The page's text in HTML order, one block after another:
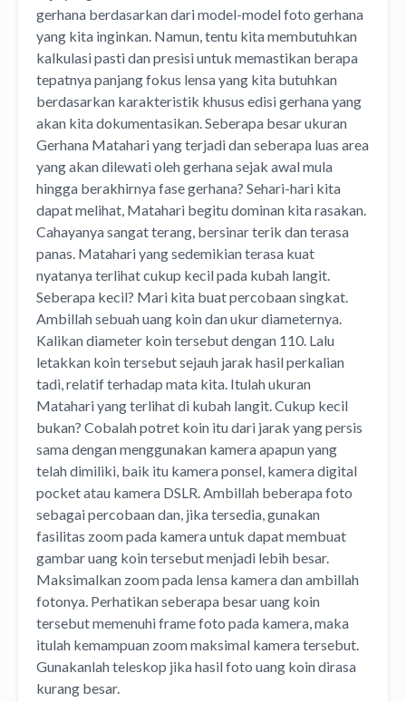
gerhana berdasarkan dari model-model foto gerhana
yang kita inginkan. Namun, tentu kita membutuhkan
kalkulasi pasti dan presisi untuk memastikan berapa
tepatnya panjang fokus lensa yang kita butuhkan
berdasarkan karakteristik khusus edisi gerhana yang
akan kita dokumentasikan. Seberapa besar ukuran
Gerhana Matahari yang terjadi dan seberapa luas area
yang akan dilewati oleh gerhana sejak awal mula
hingga berakhirnya fase gerhana? Sehari-hari kita
dapat melihat, Matahari begitu dominan kita rasakan.
Cahayanya sangat terang, bersinar terik dan terasa
panas. Matahari yang sedemikian terasa kuat
nyatanya terlihat cukup kecil pada kubah langit.
Seberapa kecil? Mari kita buat percobaan singkat.
Ambillah sebuah uang koin dan ukur diameternya.
Kalikan diameter koin tersebut dengan 110. Lalu
letakkan koin tersebut sejauh jarak hasil perkalian
tadi, relatif terhadap mata kita. Itulah ukuran
Matahari yang terlihat di kubah langit. Cukup kecil
bukan? Cobalah potret koin itu dari jarak yang persis
sama dengan menggunakan kamera apapun yang
telah dimiliki, baik itu kamera ponsel, kamera digital
pocket atau kamera DSLR. Ambillah beberapa foto
sebagai percobaan dan, jika tersedia, gunakan
fasilitas zoom pada kamera untuk dapat membuat
gambar uang koin tersebut menjadi lebih besar.
Maksimalkan zoom pada lensa kamera dan ambillah
fotonya. Perhatikan seberapa besar uang koin
tersebut memenuhi frame foto pada kamera, maka
itulah kemampuan zoom maksimal kamera tersebut.
Gunakanlah teleskop jika hasil foto uang koin dirasa
kurang besar.